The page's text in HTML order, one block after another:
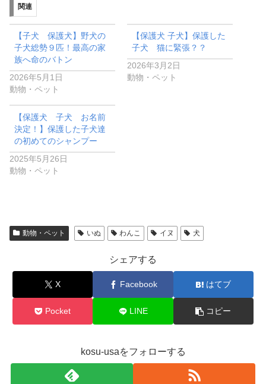
中…
関連
【子犬 保護犬】野犬の
子犬総勢９匹！最高の家
族へ命のバトン
2026年5月1日
動物・ペット
【保護犬 子犬】保護した
子犬 猫に緊張？？
2026年3月2日
動物・ペット
【保護犬 子犬 お名前
決定！】保護した子犬達
の初めてのシャンプー
2025年5月26日
動物・ペット
動物・ペット いぬ わんこ イヌ 犬
シェアする
X Facebook はてブ
Pocket LINE コピー
kosu-usaをフォローする